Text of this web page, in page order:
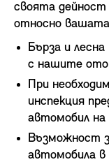
своята дейност
относно
Бърза и
с нашите
При
инспекция
автомобил на
Възможност
автомобила в